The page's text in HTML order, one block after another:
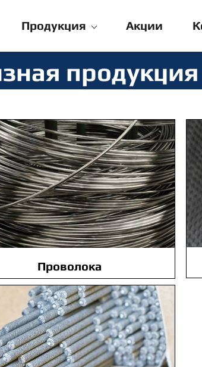
Продукция Акции
продукция
Проволока